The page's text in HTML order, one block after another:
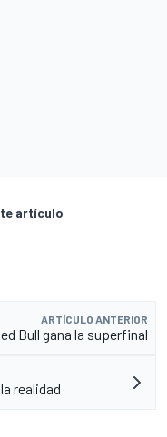
artículo
ARTÍCULO ANTERIOR
Bull gana la superfinal
realidad